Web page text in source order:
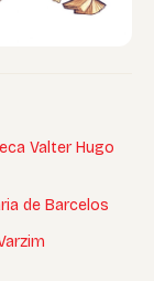
Valter Hugo
de Barcelos